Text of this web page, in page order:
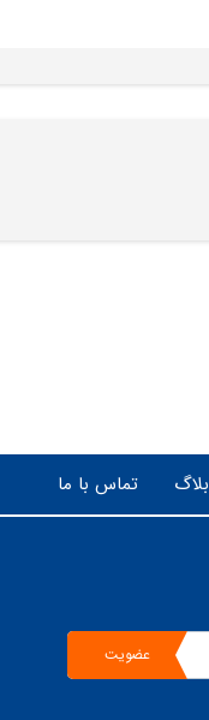
بلاگ تماس با ما
عضویت